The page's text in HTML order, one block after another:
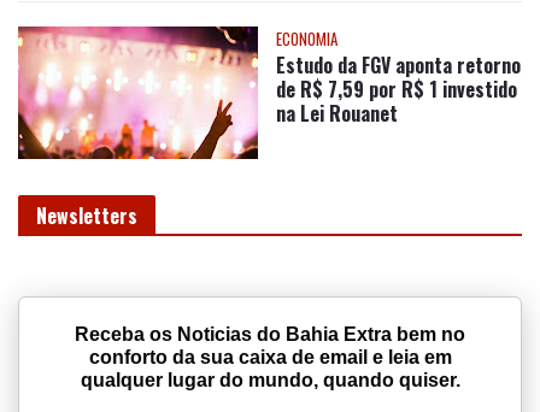
ECONOMIA
Estudo da FGV aponta retorno
de R$ 7,59 por R$ 1 investido
na Lei Rouanet
Newsletters
Receba os Noticias do Bahia Extra bem no
conforto da sua caixa de email e leia em
qualquer lugar do mundo, quando quiser.